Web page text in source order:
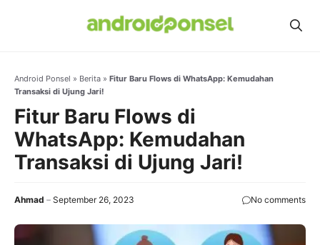
Android Ponsel » Berita » Fitur Baru Flows di WhatsApp: Kemudahan
Transaksi di Ujung Jari!
Fitur Baru Flows di
WhatsApp: Kemudahan
Transaksi di Ujung Jari!
Ahmad September 26, 2023 No comments